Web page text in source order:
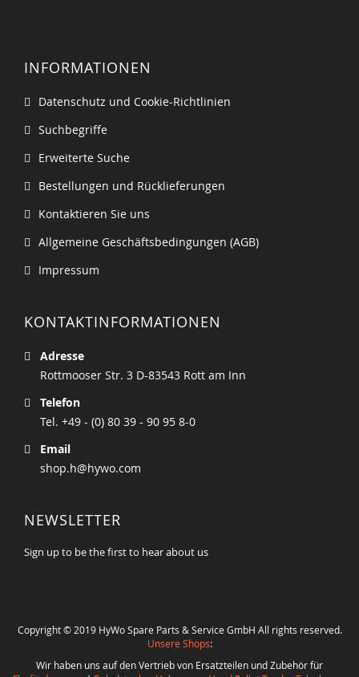
INFORMATIONEN
Datenschutz und Cookie-Richtlinien
Suchbegriffe
Erweiterte Suche
Bestellungen und Rücklieferungen
Kontaktieren Sie uns
Allgemeine Geschäftsbedingungen (AGB)
Impressum
KONTAKTINFORMATIONEN
Adresse
Rottmooser Str. 3 D-83543 Rott am Inn
Telefon
Tel. +49 - (0) 80 39 - 90 95 8-0
Email
shop.h@hywo.com
NEWSLETTER
Sign up to be the first to hear about us
Copyright © 2019 HyWo Spare Parts & Service GmbH All rights reserved.
Unsere Shops:
Wir haben uns auf den Vertrieb von Ersatzteilen und Zubehör für